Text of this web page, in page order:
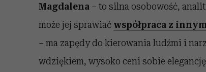
Magdalena – to silna osobowość,
może jej sprawiać współpraca z
– ma zapędy do kierowania ludźmi i
wdziękiem, wysoko ceni sobie